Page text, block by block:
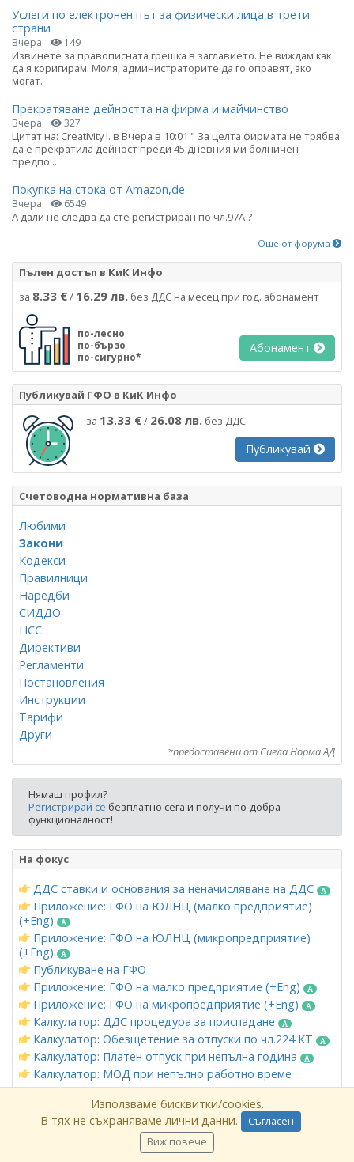
Услеги по електронен път за физически лица в трети
страни
Вчера 149
Извинете за правописната грешка в заглавието. Не виждам как
да я коригирам. Моля, администраторите да го оправят, ако
могат.
Прекратяване дейността на фирма и майчинство
Вчера 327
Цитат на: Creativity I. в Вчера в 10:01 " За целта фирмата не трябва
да е прекратила дейност преди 45 дневния ми болничен
предпо...
Покупка на стока от Amazon,de
Вчера 6549
А дали не следва да сте регистриран по чл.97А ?
Още от форума
Пълен достъп в КиК Инфо
за 8.33 €/ 16.29 лв. без ДДС на месец при год. абонамент
по-лесно
по-бързо
по-сигурно*
Абонамент
Публикувай ГФО в КиК Инфо
за 13.33 €/ 26.08 лв. без ДДС
Публикувай
Счетоводна нормативна база
Любими
Закони
Кодекси
Правилници
Наредби
СИДДО
НСС
Директиви
Регламенти
Постановления
Инструкции
Тарифи
Други
*предоставени от Сиела Норма АД
Нямаш профил?
Регистрирай се безплатно сега и получи по-добра
функционалност!
На фокус
ДДС ставки и основания за неначисляване на ДДС
Приложение: ГФО на ЮЛНЦ (малко предприятие)
(+Eng)
Приложение: ГФО на ЮЛНЦ (микропредприятие)
(+Eng)
Публикуване на ГФО
Приложение: ГФО на малко предприятие (+Eng)
Приложение: ГФО на микропредприятие (+Eng)
Калкулатор: ДДС процедура за приспадане
Калкулатор: Обезщетение за отпуски по чл.224 КТ
Калкулатор: Платен отпуск при непълна година
Калкулатор: МОД при непълно работно време
Приложение: Издаване на платежни и вносни
Калкулатор: Кое е по-изгодно ЕООД или freelancer?
Приложение: Място на изпълнение при доставка на
услуги (чл. 20б-24 ЗДДС)
Използваме бисквитки/cookies.
В тях не съхраняваме лични данни.
Съгласен
Виж повече